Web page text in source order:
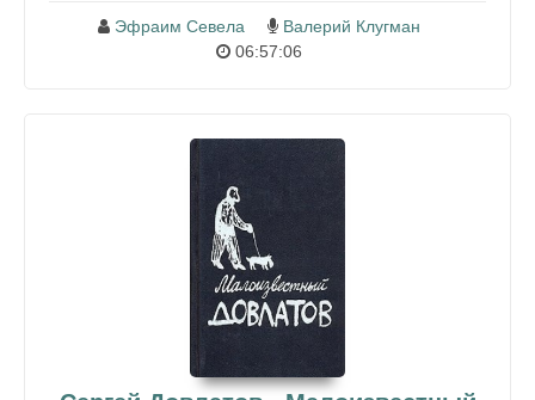
Эфраим Севела
Валерий Клугман
06:57:06